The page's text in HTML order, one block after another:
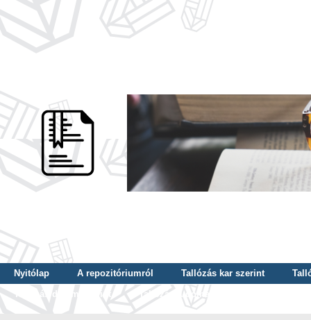
Nyitólap A repozitóriumról Tallózás kar szerint
Tallózás dátum szerint
Tallózás tudományterület szerint